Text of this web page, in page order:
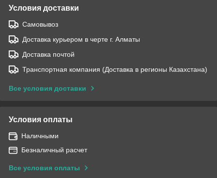
Условия доставки
Самовывоз
Доставка курьером в черте г. Алматы
Доставка почтой
Транспортная компания (Доставка в регионы Казахстана)
Все условия доставки
Условия оплаты
Наличными
Безналичный расчет
Все условия оплаты